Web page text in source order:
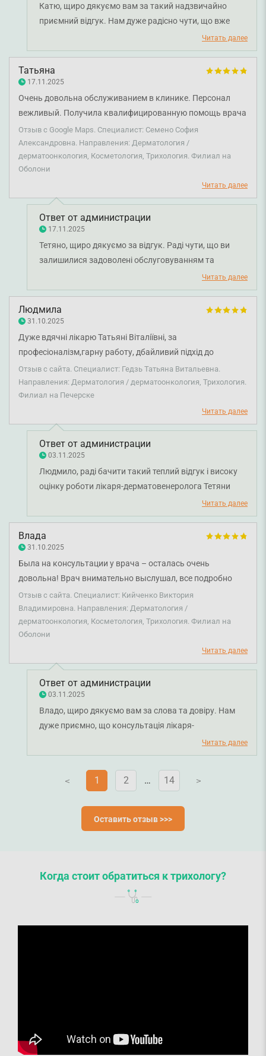
Катю, щиро дякуємо вам за такий надзвичайно
приємний відгук. Нам дуже радісно чути, що вже
стільки років поспіль ви довіряєте своє здоров’я та
красу лікарю-дерматологу Сусан Андарі. Дуже
компетентність і глибокий підхід лікаря. Ми щасливі,
що лікування дає реальні результати та допомагає
вам почуватися впевненіше. Бажаємо вам міцного
здоров'я!
Читать далее
Татьяна
17.11.2025
Очень довольна обслуживанием в клинике. Персонал
вежливый. Получила квалифицированную помощь врача
Семено С.А. Спасибо.
Отзыв с Google Maps. Специалист: Семено София
Александровна. Направления: Дерматология /
дерматоонкология, Косметология, Трихология. Филиал на
Оболони
Читать далее
Ответ от администрации
17.11.2025
Тетяно, щиро дякуємо за відгук. Раді чути, що ви
залишилися задоволені обслуговуванням та
відзначили ввічливість нашого персоналу. Приємно
знати, що допомога лікаря-дерматовенеролога Софії
Семено була для вас корисною та кваліфікованою.
Бажаємо вам міцного здоров'я!
Читать далее
Людмила
31.10.2025
Дуже вдячні лікарю Татьяні Віталіївні, за
професіоналізм,гарну работу, дбайливий підхід до
пацієнта.Мої найкращі рекомендації.
Отзыв с сайта. Специалист: Гедзь Татьяна Витальевна.
Направления: Дерматология / дерматоонкология, Трихология.
Филиал на Печерске
Читать далее
Ответ от администрации
03.11.2025
Людмило, раді бачити такий теплий відгук і високу
оцінку роботи лікаря-дерматовенеролога Тетяни
Гедзь. Нам надзвичайно приємно, що ви відзначили
її професіоналізм і турботливе ставлення до
Читать далее
Влада
31.10.2025
Была на консультации у врача – осталась очень
довольна! Врач внимательно выслушал, все подробно
объяснил и дал полезные советы. Чувствуется
профессионализм и искреннее отношение к пациенту.
Рекомендую!
Отзыв с сайта. Специалист: Кийченко Виктория
Владимировна. Направления: Дерматология /
дерматоонкология, Косметология, Трихология. Филиал на
Оболони
Читать далее
Ответ от администрации
03.11.2025
Владо, щиро дякуємо вам за слова та довіру. Нам
дуже приємно, що консультація лікаря-
дерматовенеролога Вікторії Кійченко залишила у вас
позитивні враження, і лікар зміг надати всю
необхідну увагу й підтримку. Бажаємо вам міцного
здоров’я!
Читать далее
V 1 2 … 14 V
Оставить отзыв >>>
Когда стоит обратиться к трихологу?